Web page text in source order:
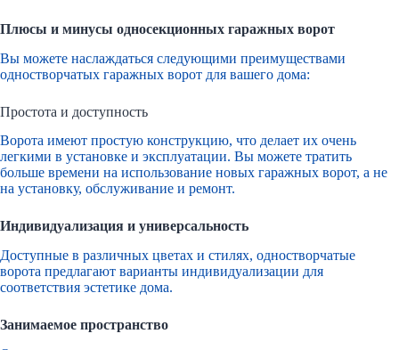
Плюсы и минусы односекционных гаражных ворот
Вы можете наслаждаться следующими преимуществами
одностворчатых гаражных ворот для вашего дома:
Простота и доступность
Ворота имеют простую конструкцию, что делает их очень
легкими в установке и эксплуатации. Вы можете тратить
больше времени на использование новых гаражных ворот, а не
на установку, обслуживание и ремонт.
Индивидуализация и универсальность
Доступные в различных цветах и стилях, одностворчатые
ворота предлагают варианты индивидуализации для
соответствия эстетике дома.
Занимаемое пространство